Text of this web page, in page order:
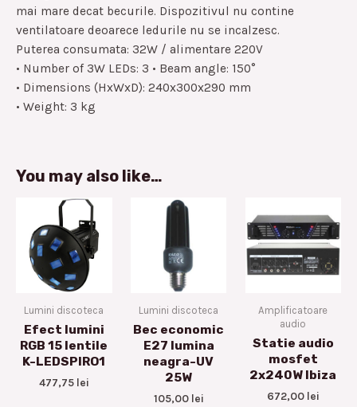
mai mare decat becurile. Dispozitivul nu contine
ventilatoare deoarece ledurile nu se incalzesc.
Puterea consumata: 32W / alimentare 220V
• Number of 3W LEDs: 3 • Beam angle: 150°
• Dimensions (HxWxD): 240x300x290 mm
• Weight: 3 kg
You may also like…
Lumini discoteca
Efect lumini
RGB 15 lentile
K-LEDSPIRO1
477,75 lei
Lumini discoteca
Bec economic
E27 lumina
neagra-UV
25W
105,00 lei
Amplificatoare
audio
Statie audio
mosfet
2x240W Ibiza
672,00 lei